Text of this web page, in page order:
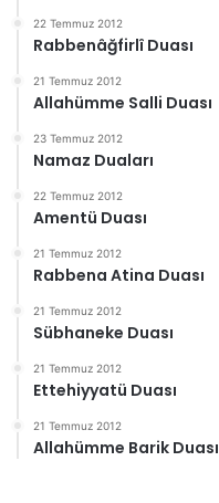
22 Temmuz 2012
Rabbenâğfirlî Duası
21 Temmuz 2012
Allahümme Salli Duası
23 Temmuz 2012
Namaz Duaları
22 Temmuz 2012
Amentü Duası
21 Temmuz 2012
Rabbena Atina Duası
21 Temmuz 2012
Sübhaneke Duası
21 Temmuz 2012
Ettehiyyatü Duası
21 Temmuz 2012
Allahümme Barik Duası